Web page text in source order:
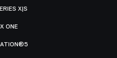
X|S
ONE